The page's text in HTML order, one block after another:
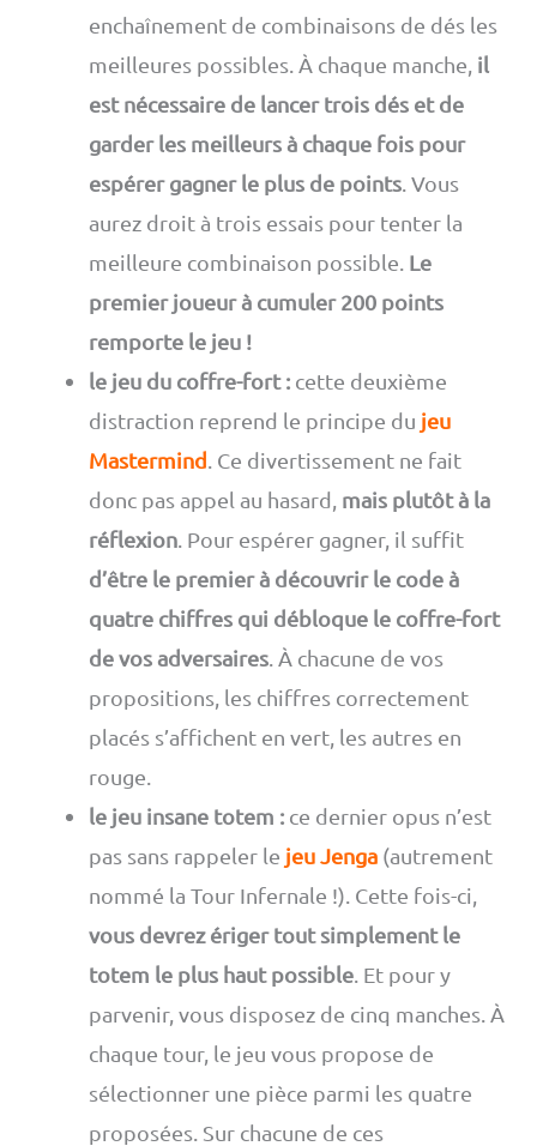
enchaînement de combinaisons de dés les
meilleures possibles. À chaque manche, il
est nécessaire de lancer trois dés et de
garder les meilleurs à chaque fois pour
espérer gagner le plus de points . Vous
aurez droit à trois essais pour tenter la
meilleure combinaison possible. Le
premier joueur à cumuler 200 points
remporte le jeu !
le jeu du coffre-fort : cette deuxième
distraction reprend le principe du jeu
Mastermind . Ce divertissement ne fait
donc pas appel au hasard, mais plutôt à la
réflexion . Pour espérer gagner, il suffit
d’être le premier à découvrir le code à
quatre chiffres qui débloque le coffre-fort
de vos adversaires . À chacune de vos
propositions, les chiffres correctement
placés s’affichent en vert, les autres en
rouge.
le jeu insane totem : ce dernier opus n’est
pas sans rappeler le jeu Jenga (autrement
nommé la Tour Infernale !). Cette fois-ci,
vous devrez ériger tout simplement le
totem le plus haut possible . Et pour y
parvenir, vous disposez de cinq manches. À
chaque tour, le jeu vous propose de
sélectionner une pièce parmi les quatre
proposées. Sur chacune de ces